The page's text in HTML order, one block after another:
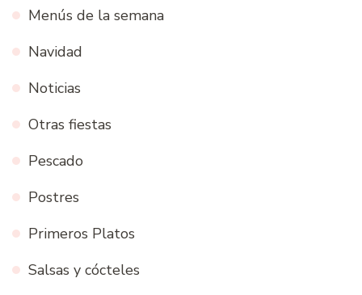
Menús de la semana
Navidad
Noticias
Otras fiestas
Pescado
Postres
Primeros Platos
Salsas y cócteles